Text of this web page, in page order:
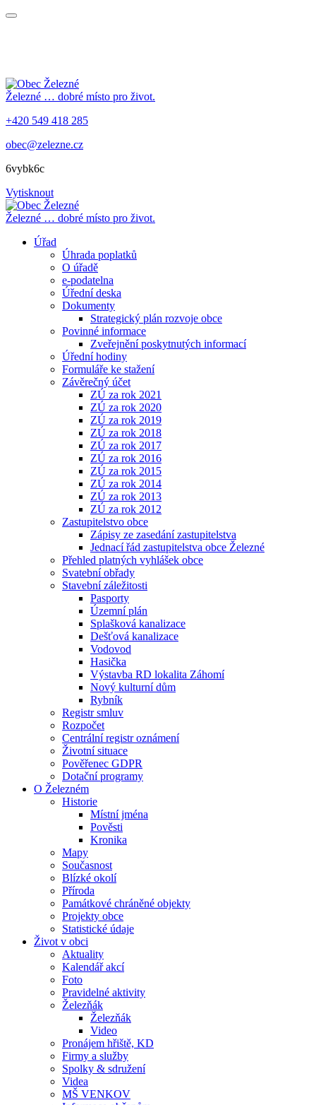
Železné … dobré místo pro život.
+420 549 418 285
obec@zelezne.cz
6vybk6c
Vytisknout
Železné … dobré místo pro život.
Úřad
Úhrada poplatků
O úřadě
e-podatelna
Úřední deska
Dokumenty
Strategický plán rozvoje obce
Povinné informace
Zveřejnění poskytnutých informací
Úřední hodiny
Formuláře ke stažení
Závěrečný účet
ZÚ za rok 2021
ZÚ za rok 2020
ZÚ za rok 2019
ZÚ za rok 2018
ZÚ za rok 2017
ZÚ za rok 2016
ZÚ za rok 2015
ZÚ za rok 2014
ZÚ za rok 2013
ZÚ za rok 2012
Zastupitelstvo obce
Zápisy ze zasedání zastupitelstva
Jednací řád zastupitelstva obce Železné
Přehled platných vyhlášek obce
Svatební obřady
Stavební záležitosti
Pasporty
Územní plán
Splašková kanalizace
Dešťová kanalizace
Vodovod
Hasička
Výstavba RD lokalita Záhomí
Nový kulturní dům
Rybník
Registr smluv
Rozpočet
Centrální registr oznámení
Životní situace
Pověřenec GDPR
Dotační programy
O Železném
Historie
Místní jména
Pověsti
Kronika
Mapy
Současnost
Blízké okolí
Příroda
Památkové chráněné objekty
Projekty obce
Statistické údaje
Život v obci
Aktuality
Kalendář akcí
Foto
Pravidelné aktivity
Železňák
Železňák
Video
Pronájem hřiště, KD
Firmy a služby
Spolky & sdružení
Videa
MŠ VENKOV